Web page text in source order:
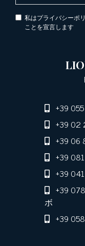
私はプライバシーポ
ことを宣言します
+39
+39 02
+39 06
+39
+39
+39
ボ
+39